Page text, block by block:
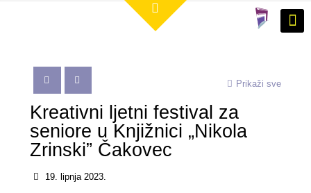
Prikaži sve
Kreativni ljetni festival za
seniore u Knjižnici „Nikola
Zrinski” Čakovec
19. lipnja 2023.